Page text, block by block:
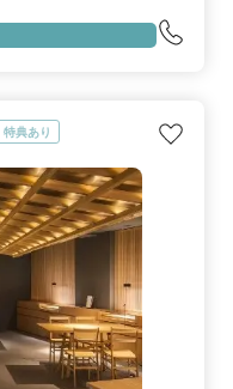
。ご不便をおかけしますが何卒
～21時はお受け取り＋スカイ
特典あり